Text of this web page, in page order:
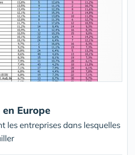
Europe
les entreprises dans lesquelles